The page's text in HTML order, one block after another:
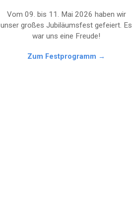
Vom 09. bis 11. Mai 2026 haben wir
unser großes Jubiläumsfest gefeiert. Es
war uns eine Freude!
Zum Festprogramm →